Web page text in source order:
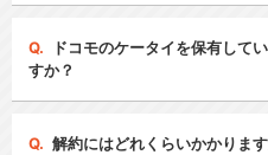
ドコモのケータイを保有して
すか？
解約にはどれくらいかかりま